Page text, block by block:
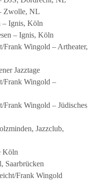
Zwolle, NL
– Ignis, Köln
– Ignis, Köln
Wingold – Artheater,
Jazztage
Frank Wingold –
Wingold – Jüdisches
Jazzclub,
Köln
Saarbrücken
Frank Wingold